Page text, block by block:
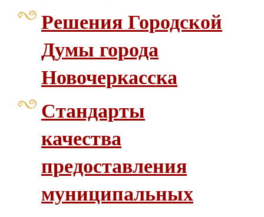
Решения Городской
Думы города
Новочеркасска
Стандарты
качества
предоставления
муниципальных